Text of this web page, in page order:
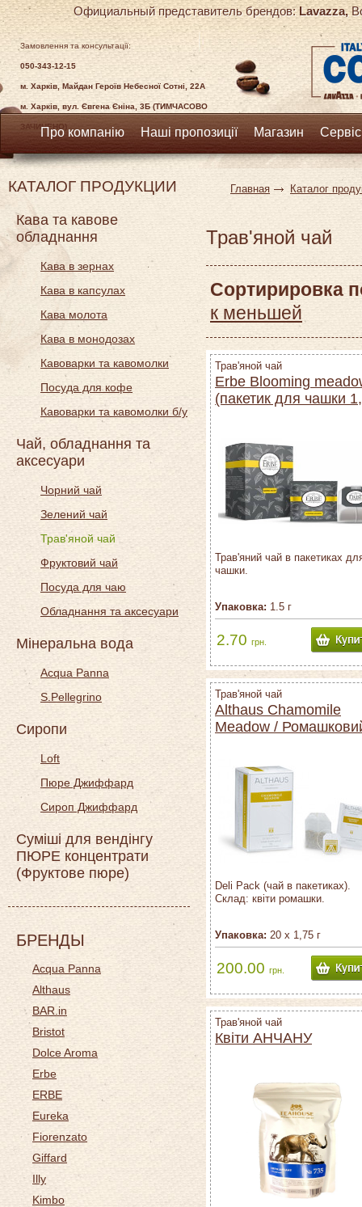
Официальный представитель брендов:Lavazza,
Замовлення та консультації:
050-343-12-15
м. Харків, Майдан Героїв Небесної Сотні, 22А
м. Харків, вул. Євгена Єніна, 3Б (ТИМЧАСОВО
ЗАЧИНЕНО)
Про компанію Наші пропозиції Магазин
КАТАЛОГ ПРОДУКЦИИ
Кава та кавове
обладнання
Кава в зернах
Кава в капсулах
Кава молота
Кава в монодозах
Кавоварки та кавомолки
Посуда для кофе
Кавоварки та кавомолки б/у
Чай, обладнання та
аксесуари
Чорний чай
Зелений чай
Трав'яной чай
Фруктовий чай
Посуда для чаю
Обладнання та аксесуари
Мінеральна вода
Acqua Panna
S.Pellegrino
Сиропи
Loft
Пюре Джиффард
Сироп Джиффард
Суміші для вендінгу
ПЮРЕ концентрати
(Фруктове пюре)
БРЕНДЫ
Acqua Panna
Althaus
BAR.in
Bristot
Dolce Aroma
Erbe
ERBE
Eureka
Fiorenzato
Giffard
Illy
Kimbo
Главная Каталог
Трав'яной чай
Сортирировка
к меньшей
Трав'яной чай
Erbe Blooming
(пакетик для чашки
Трав'яний чай в пакетиках
чашки.
Упаковка: 1.5 г
2.70 грн.
Трав'яной чай
Althaus Chamomile
Meadow /
Deli Pack (чай в пакетиках).
Склад: квіти ромашки.
Упаковка: 20 х 1,75 г
200.00 грн.
Трав'яной чай
Квіти АНЧАНУ